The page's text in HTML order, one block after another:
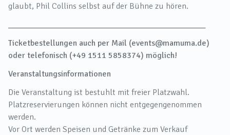
glaubt, Phil Collins selbst auf der Bühne zu hören.
Ticketbestellungen auch per Mail (events@mamuma.de)
oder telefonisch (+49 1511 5858374) möglich!
Veranstaltungsinformationen
Die Veranstaltung ist bestuhlt mit freier Platzwahl.
Platzreservierungen können nicht entgegengenommen
werden.
Vor Ort werden Speisen und Getränke zum Verkauf